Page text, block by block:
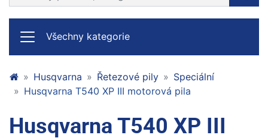
Všechny kategorie
Husqvarna Řetezové pily
Speciální
Husqvarna T540 XP III motorová pila
Husqvarna T540 XP III